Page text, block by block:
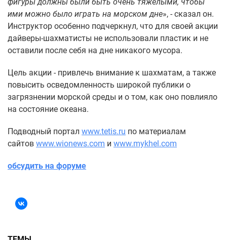
ими можно было играть на морском дне», - сказал он.
Инструктор особенно подчеркнул, что для своей акции
дайверы-шахматисты не использовали пластик и не
оставили после себя на дне никакого мусора.
Цель акции - привлечь внимание к шахматам, а также
повысить осведомленность широкой публики о
загрязнении морской среды и о том, как оно повлияло
на состояние океана.
Подводный портал www.tetis.ru по материалам
сайтов www.wionews.com и www.mykhel.com
обсудить на форуме